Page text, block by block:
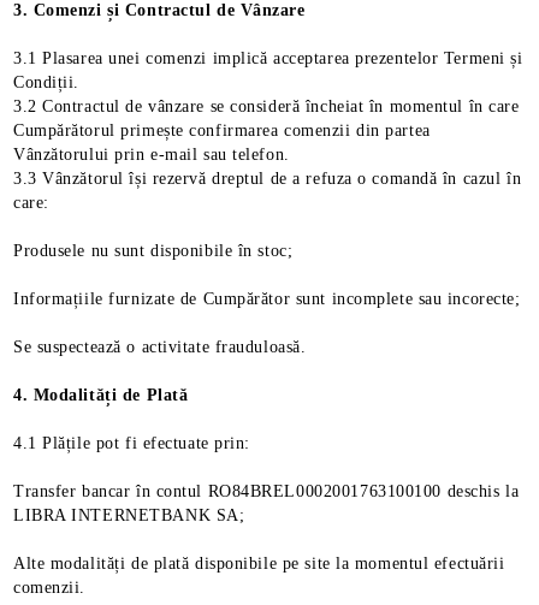
3. Comenzi și Contractul de Vânzare
3.1 Plasarea unei comenzi implică acceptarea prezentelor Termeni și
Condiții.
3.2 Contractul de vânzare se consideră încheiat în momentul în care
Cumpărătorul primește confirmarea comenzii din partea
Vânzătorului prin e-mail sau telefon.
3.3 Vânzătorul își rezervă dreptul de a refuza o comandă în cazul în
care:
Produsele nu sunt disponibile în stoc;
Informațiile furnizate de Cumpărător sunt incomplete sau incorecte;
Se suspectează o activitate frauduloasă.
4. Modalități de Plată
4.1 Plățile pot fi efectuate prin:
Transfer bancar în contul RO84BREL0002001763100100 deschis la
LIBRA INTERNETBANK SA;
Alte modalități de plată disponibile pe site la momentul efectuării
comenzii.